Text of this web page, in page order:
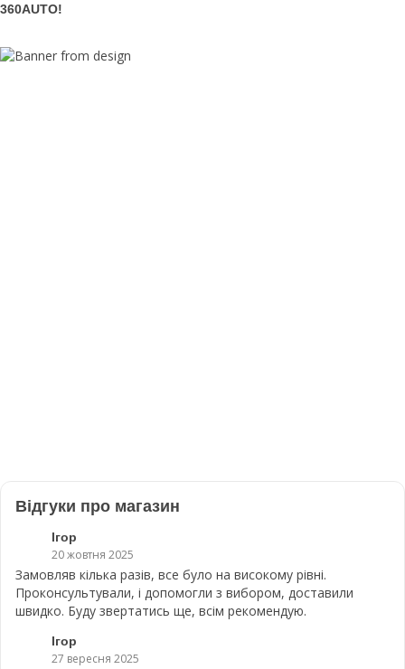
360AUTO!
Відгуки про магазин
Ігор
20 жовтня 2025
Замовляв кілька разів, все було на високому рівні.
Проконсультували, і допомогли з вибором, доставили
швидко. Буду звертатись ще, всім рекомендую.
Ігор
27 вересня 2025